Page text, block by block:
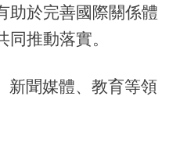
助於完善國際關係體
推動落實。
新聞媒體、教育等領